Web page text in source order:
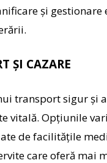
și gestionare
ȘI CAZARE
transport sigur și
vitală. Opțiunile
de facilitățile
care oferă mai